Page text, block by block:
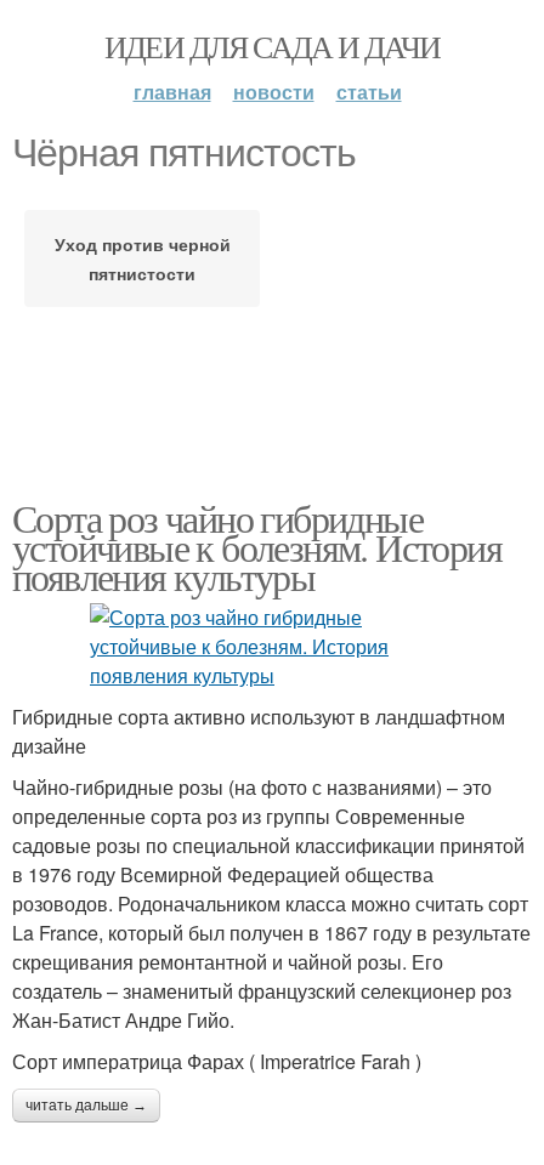
ИДЕИ ДЛЯ САДА И ДАЧИ
главная новости статьи
Чёрная пятнистость
Уход против черной
пятнистости
Сорта роз чайно гибридные
устойчивые к болезням. История
появления культуры
Гибридные сорта активно используют в ландшафтном
дизайне
Чайно-гибридные розы (на фото с названиями) – это
определенные сорта роз из группы Современные
садовые розы по специальной классификации принятой
в 1976 году Всемирной Федерацией общества
розоводов. Родоначальником класса можно считать сорт
La France, который был получен в 1867 году в результате
скрещивания ремонтантной и чайной розы. Его
создатель – знаменитый французский селекционер роз
Жан-Батист Андре Гийо.
Сорт императрица Фарах ( Imperatrice Farah )
читать дальше →